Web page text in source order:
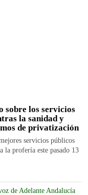
sobre los servicios
la sanidad y
de privatización
servicios públicos
la profería este pasado 13